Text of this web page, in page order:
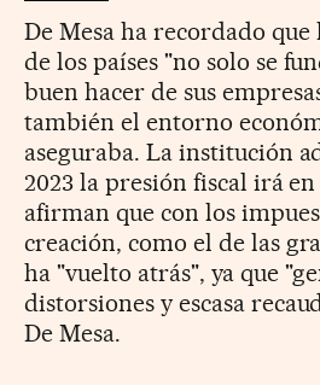
De Mesa ha recordado
de los países "no solo se
buen hacer de sus
también el entorno
aseguraba. La institución
2023 la presión fiscal irá
afirman que con los
creación, como el de las
ha "vuelto atrás", ya que
distorsiones y escasa
De Mesa.